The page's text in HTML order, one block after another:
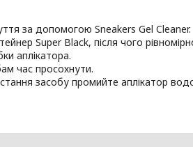
за допомогою Sneakers Gel Cleaner.
Super Black, після чого
аплікатора.
час просохнути.
засобу промийте аплікатор